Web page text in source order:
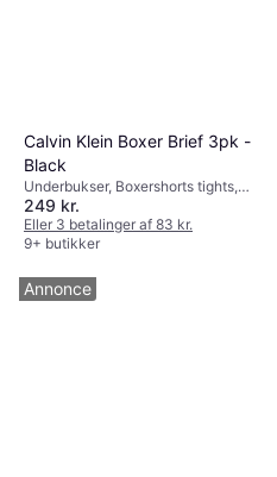
Calvin Klein Boxer Brief 3pk -
Black
Underbukser, Boxershorts tights,
Materiale: Elastan/Lycra/Spandex,
Bomuld
249 kr.
Eller 3 betalinger af 83 kr.
9+ butikker
Annonce